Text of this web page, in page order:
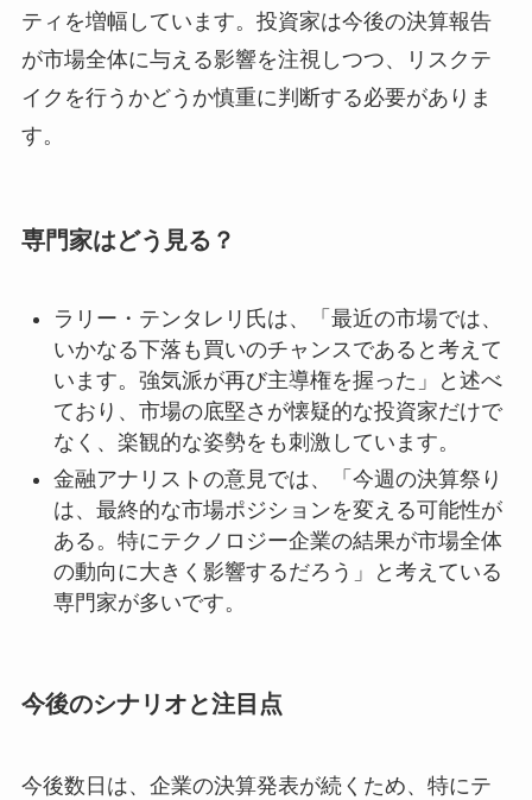
ティを増幅しています。投資家は今後の決算報告
が市場全体に与える影響を注視しつつ、リスクテ
イクを行うかどうか慎重に判断する必要がありま
す。
専門家はどう見る？
ラリー・テンタレリ氏は、「最近の市場では、
いかなる下落も買いのチャンスであると考えて
います。強気派が再び主導権を握った」と述べ
ており、市場の底堅さが懐疑的な投資家だけで
なく、楽観的な姿勢をも刺激しています。
金融アナリストの意見では、「今週の決算祭り
は、最終的な市場ポジションを変える可能性が
ある。特にテクノロジー企業の結果が市場全体
の動向に大きく影響するだろう」と考えている
専門家が多いです。
今後のシナリオと注目点
今後数日は、企業の決算発表が続くため、特にテ